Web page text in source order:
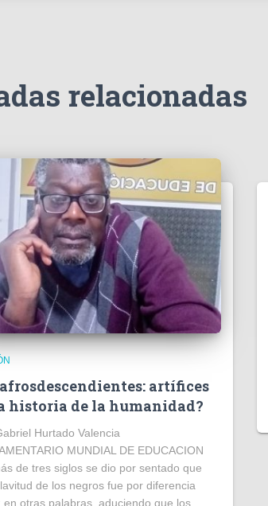
relacionadas
artífices
historia de la humanidad?
Hurtado Valencia
MUNDIAL DE EDUCACION
de tres siglos se dio por sentado que
de los negros fue por diferencia
en otras palabras, aduciendo que los